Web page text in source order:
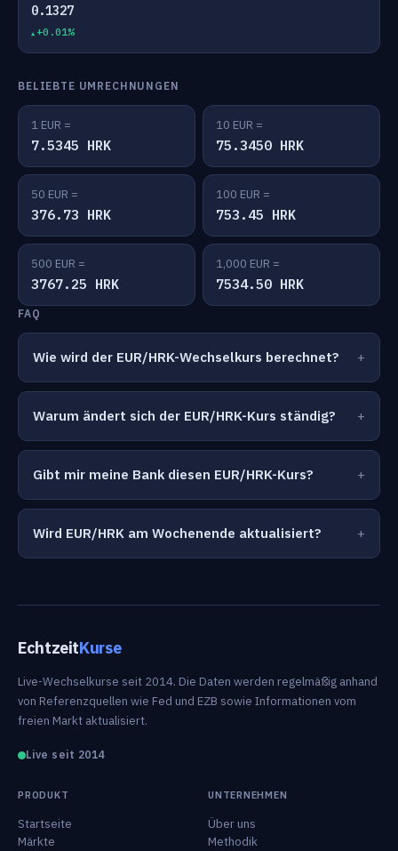
0.1327
+0.01%
BELIEBTE UMRECHNUNGEN
1 EUR =
7.5345 HRK
10 EUR =
75.3450 HRK
50 EUR =
376.73 HRK
100 EUR =
753.45 HRK
500 EUR =
3767.25 HRK
1,000 EUR =
7534.50 HRK
FAQ
Wie wird der EUR/HRK-Wechselkurs berechnet?
Warum ändert sich der EUR/HRK-Kurs ständig?
Gibt mir meine Bank diesen EUR/HRK-Kurs?
Wird EUR/HRK am Wochenende aktualisiert?
EchtzeitKurse
Live-Wechselkurse seit 2014. Die Daten werden regelmäßig anhand
von Referenzquellen wie Fed und EZB sowie Informationen vom
freien Markt aktualisiert.
Live seit 2014
PRODUKT
Startseite
Märkte
UNTERNEHMEN
Über uns
Methodik